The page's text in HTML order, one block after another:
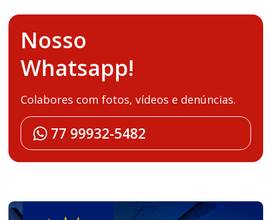
Nosso
Whatsapp!
Colabores com fotos, vídeos e denúncias.
77 99932-5482